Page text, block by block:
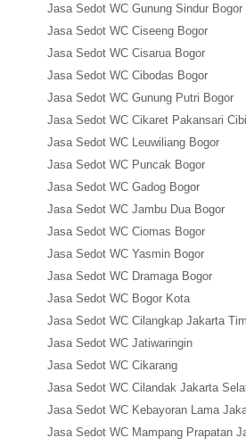
Jasa Sedot WC Gunung Sindur Bogor
Jasa Sedot WC Ciseeng Bogor
Jasa Sedot WC Cisarua Bogor
Jasa Sedot WC Cibodas Bogor
Jasa Sedot WC Gunung Putri Bogor
Jasa Sedot WC Cikaret Pakansari
Jasa Sedot WC Leuwiliang Bogor
Jasa Sedot WC Puncak Bogor
Jasa Sedot WC Gadog Bogor
Jasa Sedot WC Jambu Dua Bogor
Jasa Sedot WC Ciomas Bogor
Jasa Sedot WC Yasmin Bogor
Jasa Sedot WC Dramaga Bogor
Jasa Sedot WC Bogor Kota
Jasa Sedot WC Cilangkap Jakarta
Jasa Sedot WC Jatiwaringin
Jasa Sedot WC Cikarang
Jasa Sedot WC Cilandak Jakarta
Jasa Sedot WC Kebayoran Lama
Jasa Sedot WC Mampang Prapatan